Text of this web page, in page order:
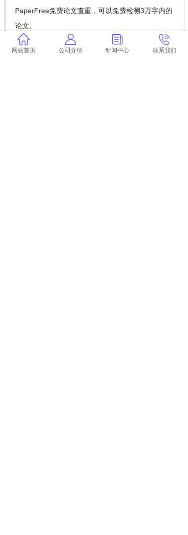
PaperFree免费论文查重，可以免费检测3万字内的
论文。
网站首页 公司介绍 新闻中心 联系我们